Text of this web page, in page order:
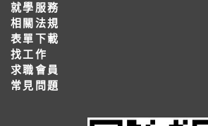
就學服務
相關法規
表單下載
找工作
求職會員
常見問題